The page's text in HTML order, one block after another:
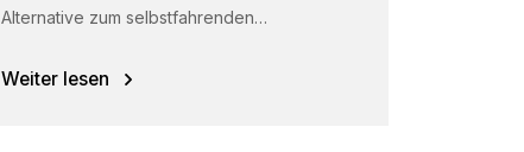
Alternative zum selbstfahrenden
Beladevorrichtung ist ein sehr zuverlässiges
Weiter lesen